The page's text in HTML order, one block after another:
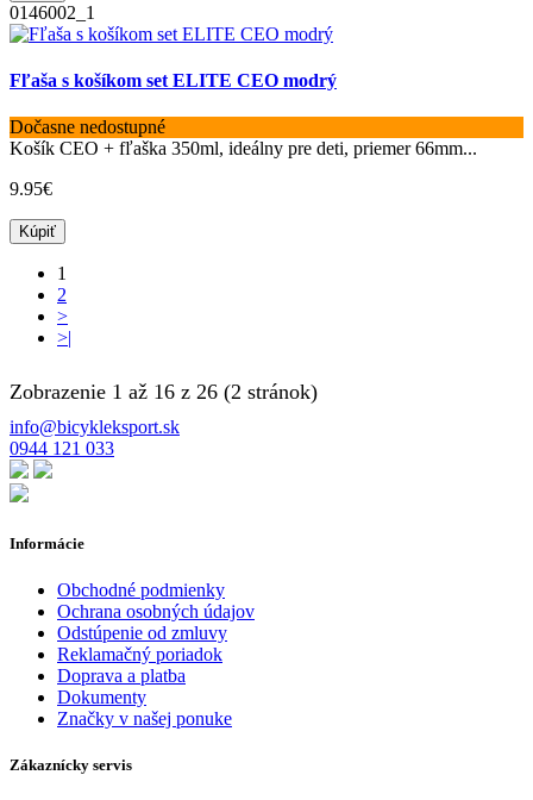
0146002_1
Fľaša s košíkom set ELITE CEO modrý
Dočasne nedostupné
Košík CEO + fľaška 350ml, ideálny pre deti, priemer 66mm...
9.95€
Kúpiť
1
2
>
>|
Zobrazenie 1 až 16 z 26 (2 stránok)
info@bicykleksport.sk
0944 121 033
Informácie
Obchodné podmienky
Ochrana osobných údajov
Odstúpenie od zmluvy
Reklamačný poriadok
Doprava a platba
Dokumenty
Značky v našej ponuke
Zákaznícky servis